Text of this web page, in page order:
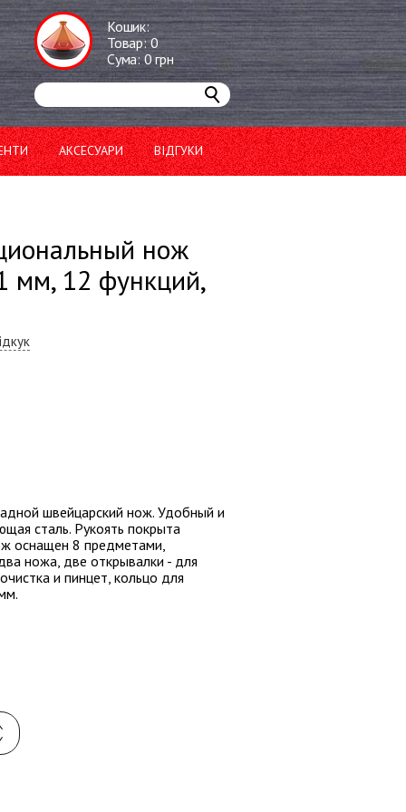
Кошик:
Товар:0
Сума:0грн
АКСЕСУАРИ ВІДГУКИ
нож
мм, 12 функций,
швейцарский нож. Удобный и
сталь. Рукоять покрыта
оснащен 8 предметами,
ножа, две открывалки - для
и пинцет, кольцо для